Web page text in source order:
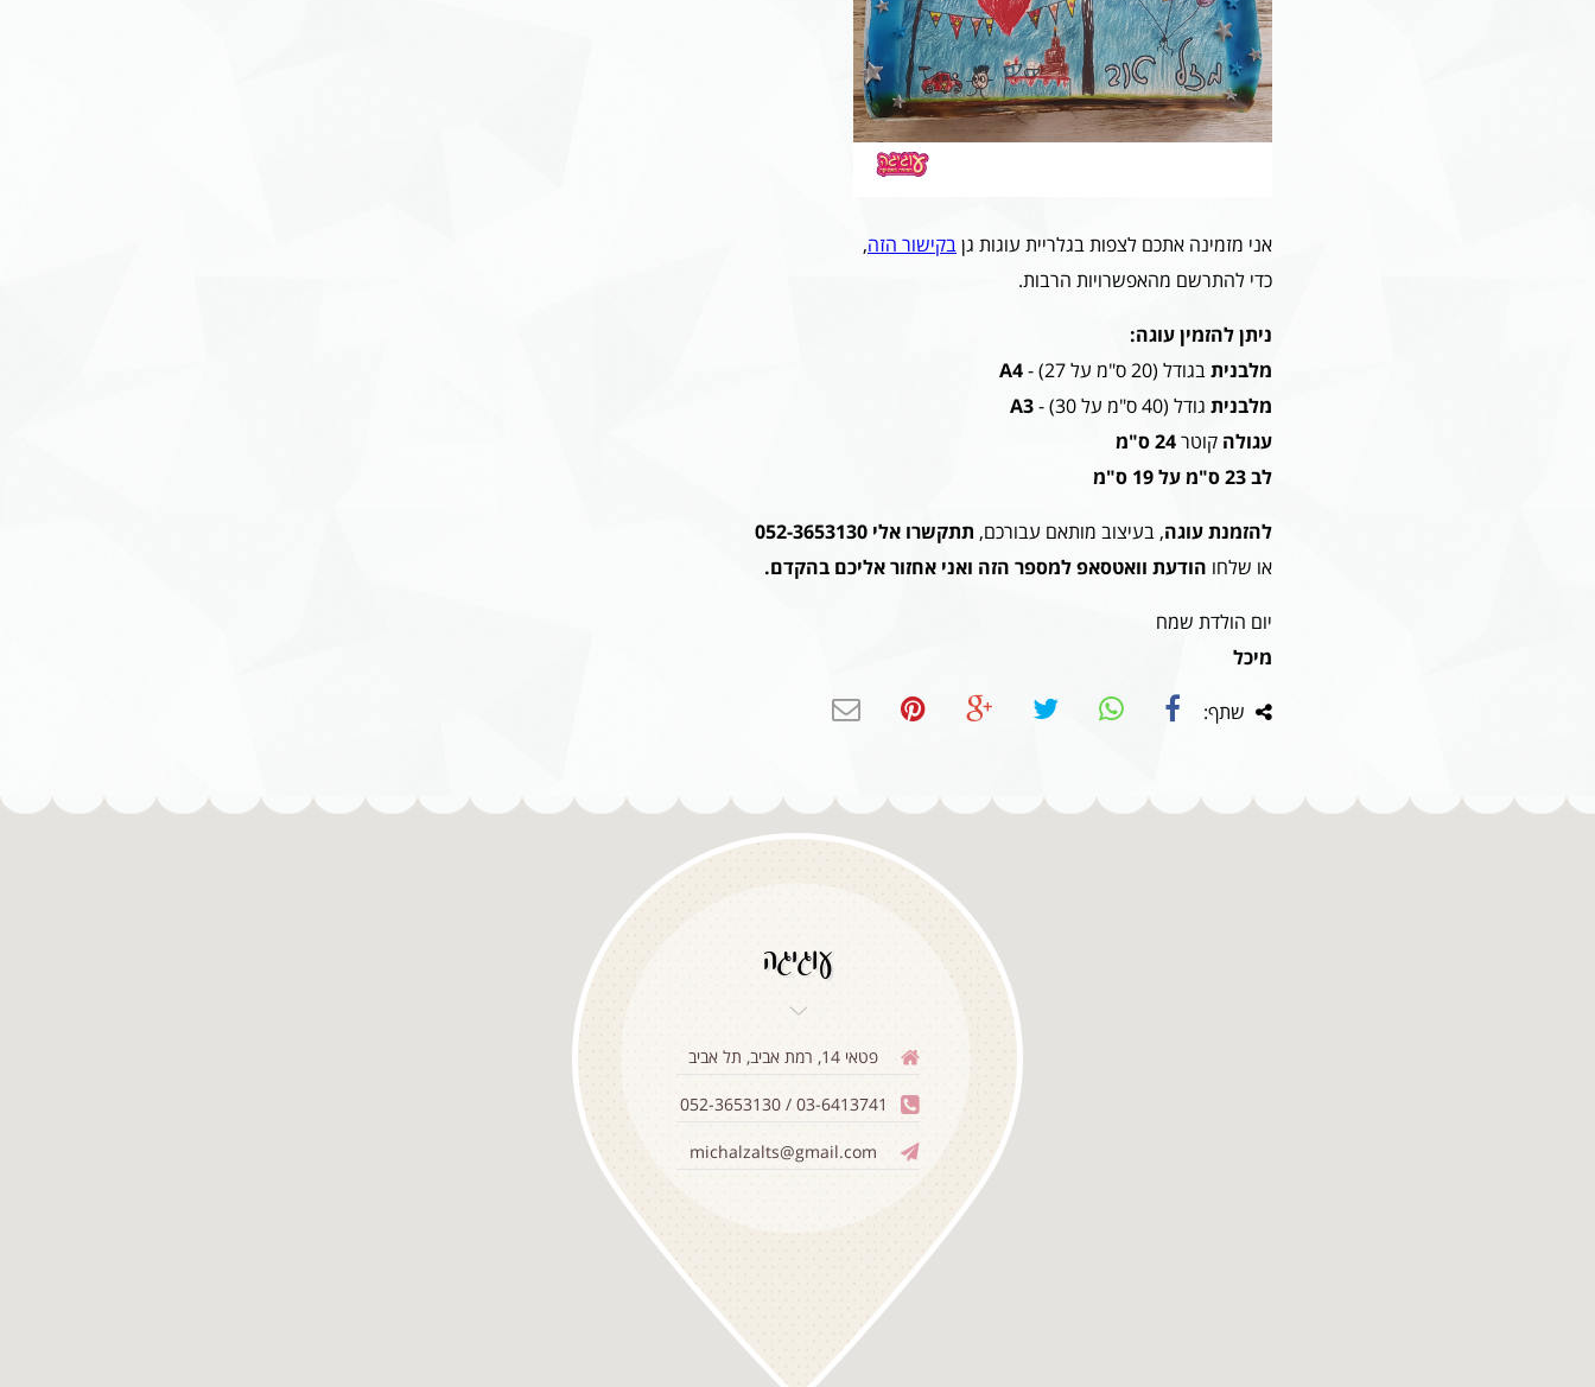
אני מזמינה אתכם לצפות בגלריית עוגות גןבקישור הזה,
כדי להתרשם מהאפשרויות הרבות.
ניתן להזמין עוגה:
מלבניתבגודל (20 ס"מ על 27) -
A4
מלבנית גודל (40 ס"מ על 30) -
עגולה קוטר24 ס"מ
לב 23 ס"מ על 19 ס"מ
להזמנת עוגה, בעיצוב מותאם עבורכם, תתקשרו אלי 052-3653130
או שלחו הודעת וואטסאפ למספר הזה ואני אחזור אליכם בהקדם.
יום הולדת שמח
מיכל
שתף:
עוגיגה
פטאי 14, רמת אביב, תל אביב
03-6413741 / 052-3653130
michalzalts@gmail.com